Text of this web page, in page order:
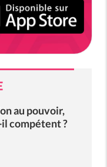
au pouvoir,
compétent ?